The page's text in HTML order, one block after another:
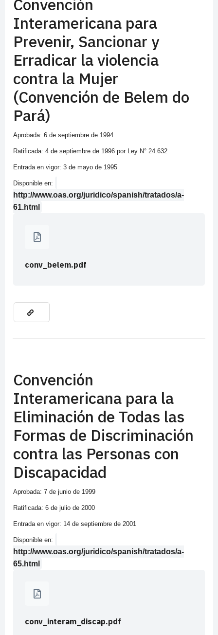
Convención
Interamericana para
Prevenir, Sancionar y
Erradicar la violencia
contra la Mujer
(Convención de Belem do
Pará)
Aprobada: 6 de septiembre de 1994
Ratificada: 4 de septiembre de 1996 por Ley N° 24.632
Entrada en vigor: 3 de mayo de 1995
Disponible en:
http://www.oas.org/juridico/spanish/tratados/a-
61.html
conv_belem.pdf
Convención
Interamericana para la
Eliminación de Todas las
Formas de Discriminación
contra las Personas con
Discapacidad
Aprobada: 7 de junio de 1999
Ratificada: 6 de julio de 2000
Entrada en vigor: 14 de septiembre de 2001
Disponible en:
http://www.oas.org/juridico/spanish/tratados/a-
65.html
conv_interam_discap.pdf